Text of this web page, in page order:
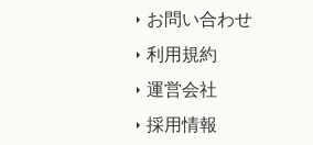
お問い合わせ
利用規約
運営会社
採用情報